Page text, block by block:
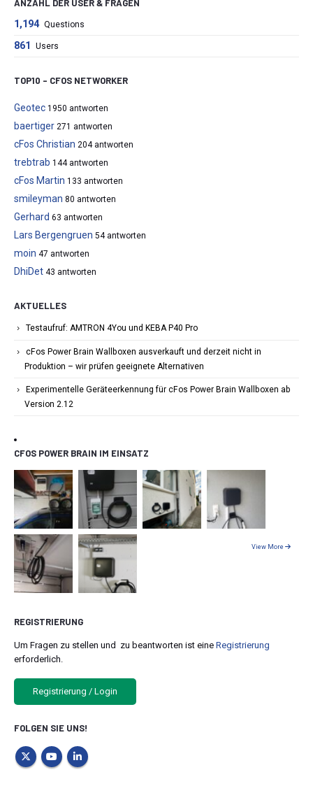
ANZAHL DER USER & FRAGEN
1,194 Questions
861 Users
TOP10 – CFOS NETWORKER
Geotec 1950 antworten
baertiger 271 antworten
cFos Christian 204 antworten
trebtrab 144 antworten
cFos Martin 133 antworten
smileyman 80 antworten
Gerhard 63 antworten
Lars Bergengruen 54 antworten
moin 47 antworten
DhiDet 43 antworten
AKTUELLES
Testaufruf: AMTRON 4You und KEBA P40 Pro
cFos Power Brain Wallboxen ausverkauft und derzeit nicht in
Produktion – wir prüfen geeignete Alternativen
Experimentelle Geräteerkennung für cFos Power Brain Wallboxen ab
Version 2.12
CFOS POWER BRAIN IM EINSATZ
View More
REGISTRIERUNG
Um Fragen zu stellen und zu beantworten ist eine Registrierung
erforderlich.
Registrierung / Login
FOLGEN SIE UNS!